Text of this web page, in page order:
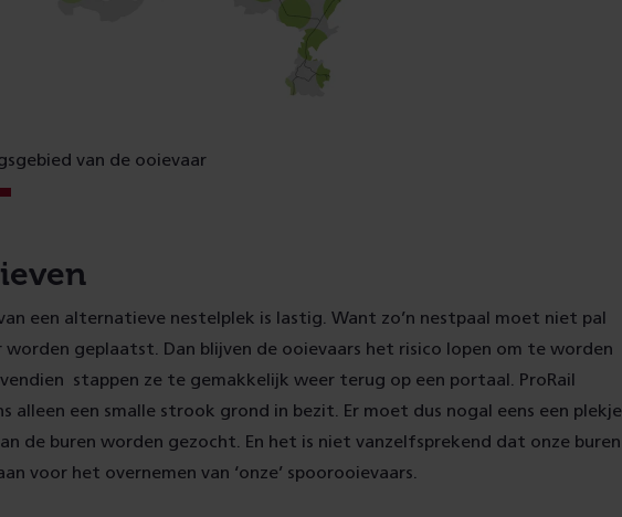
van de ooievaar
een alternatieve nestelplek is lastig. Want zo’n nestpaal moet niet pal
worden geplaatst. Dan blijven de ooievaars het risico lopen om te worden
stappen ze te gemakkelijk weer terug op een portaal. ProRail
alleen een smalle strook grond in bezit. Er moet dus nogal eens een plekje
de buren worden gezocht. En het is niet vanzelfsprekend dat onze buren
voor het overnemen van ‘onze’ spoorooievaars.